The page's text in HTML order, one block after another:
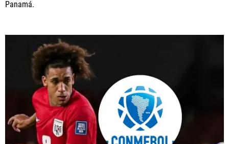
Panamá.